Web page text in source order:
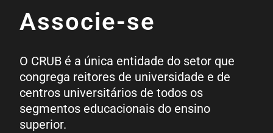
Associe-se
O CRUB é a única entidade do setor que
congrega reitores de universidade e de
centros universitários de todos os
segmentos educacionais do ensino
superior.